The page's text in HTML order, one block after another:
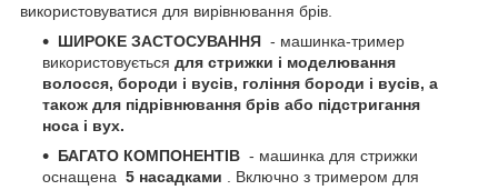
використовуватися для вирівнювання брів.
ШИРОКЕ ЗАСТОСУВАННЯ - машинка-тример
використовується для стрижки і моделювання
волосся, бороди і вусів, гоління бороди і вусів, а
також для підрівнювання брів або підстригання
носа і вух.
БАГАТО КОМПОНЕНТІВ - машинка для стрижки
оснащена 5 насадками . Включно з тримером для